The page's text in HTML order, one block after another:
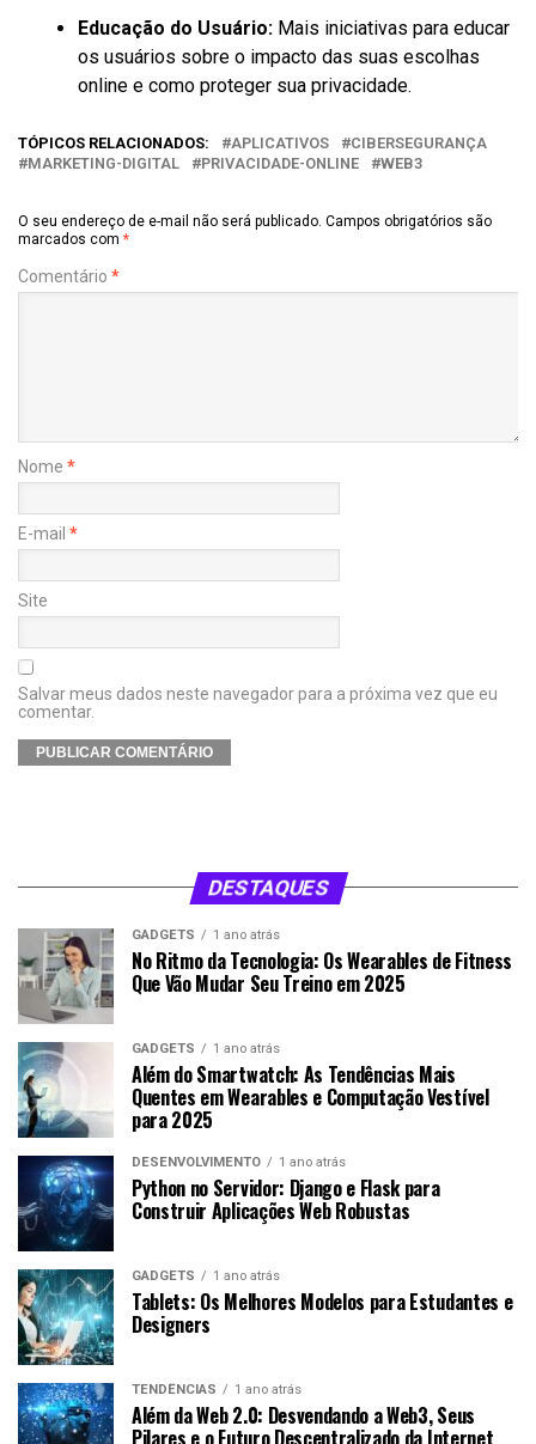
Educação do Usuário: Mais iniciativas para educar
os usuários sobre o impacto das suas escolhas
online e como proteger sua privacidade.
TÓPICOS RELACIONADOS: APLICATIVOS
CIBERSEGURANÇA
MARKETING-DIGITAL
PRIVACIDADE-ONLINE WEB3
O seu endereço de e-mail não será publicado. Campos obrigatórios são
marcados com *
Comentário *
Nome *
E-mail *
Site
Salvar meus dados neste navegador para a próxima vez que eu
comentar.
DESTAQUES
GADGETS 1 ano atrás
No Ritmo da Tecnologia: Os Wearables de Fitness
Que Vão Mudar Seu Treino em 2025
GADGETS 1 ano atrás
Além do Smartwatch: As Tendências Mais
Quentes em Wearables e Computação Vestível
para 2025
DESENVOLVIMENTO 1 ano atrás
Python no Servidor: Django e Flask para
Construir Aplicações Web Robustas
GADGETS 1 ano atrás
Tablets: Os Melhores Modelos para Estudantes e
Designers
TENDÊNCIAS 1 ano atrás
Além da Web 2.0: Desvendando a Web3, Seus
Pilares e o Futuro Descentralizado da Internet